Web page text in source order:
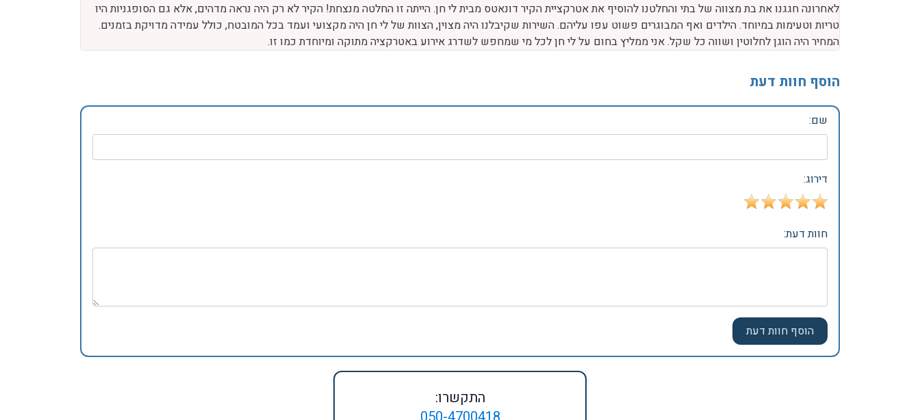
לאחרונה חגגנו את בת מצווה של בתי והחלטנו להוסיף את אטרקציית הקיר דונאטס מבית לי חן. הייתה זו החלטה מנצחת! הקיר לא רק היה נראה מדהים, אלא גם הסופגניות היו
טריות וטעימות במיוחד. הילדים ואף המבוגרים פשוט עפו עליהם. השירות שקיבלנו היה מצוין, הצוות של לי חן היה מקצועי ועמד בכל המובטח, כולל עמידה מדויקת בזמנים.
המחיר היה הוגן לחלוטין ושווה כל שקל. אני ממליץ בחום על לי חן לכל מי שמחפש לשדרג אירוע באטרקציה מתוקה ומיוחדת כמו זו.
הוסף חוות דעת
שם:
דירוג:
חוות דעת:
התקשרו: